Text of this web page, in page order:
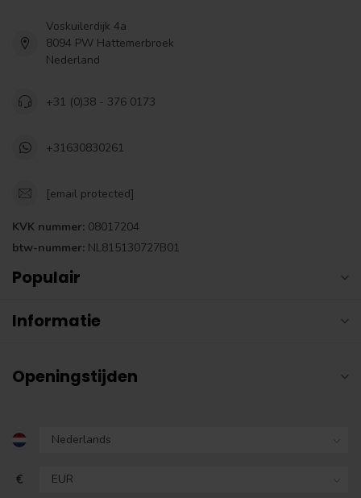
Voskuilerdijk 4a
8094 PW Hattemerbroek
Nederland
+31 (0)38 - 376 0173
+31630830261
[email protected]
KVK nummer: 08017204
btw-nummer: NL815130727B01
Populair
Informatie
Openingstijden
€